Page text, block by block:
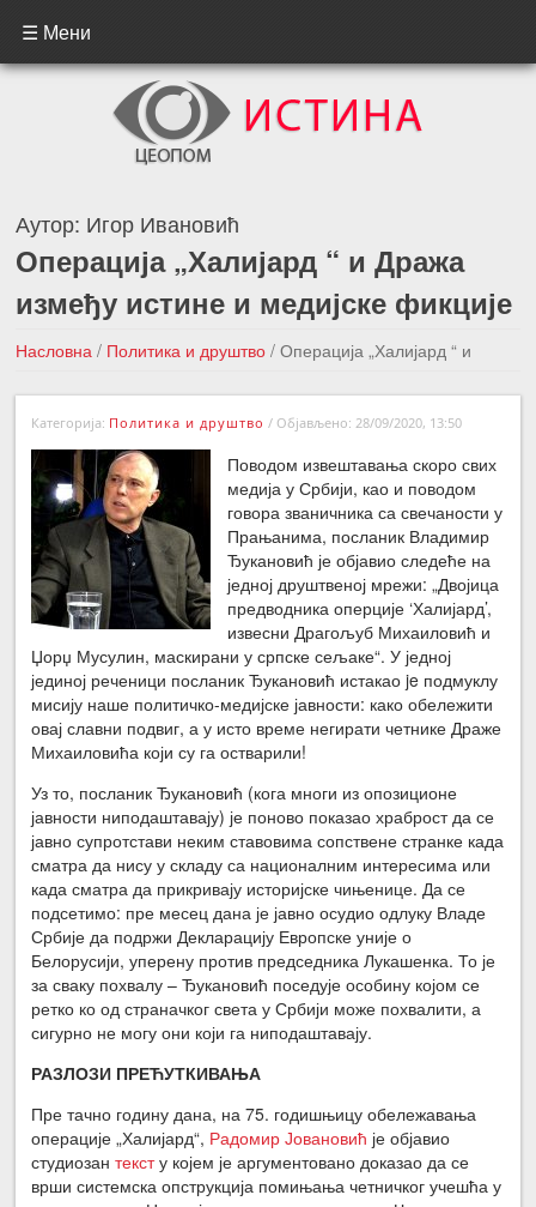
☰ Мени
Аутор: Игор Ивановић
Операција „Халијард “ и Дража
између истине и медијске фикције
Насловна / Политика и друштво / Операција „Халијард “ и
Дража између истине и медијске фикције
←Претходна вест
Следећа вест →
Категорија: Политика и друштво / Објављено: 28/09/2020, 13:50
Поводом извештавања скоро свих
медија у Србији, као и поводом
говора званичника са свечаности у
Прањанима, посланик Владимир
Ђукановић је објавио следеће на
једној друштвеној мрежи: „Двојица
предводника оперције ‘Халијард’,
извесни Драгољуб Михаиловић и
Џорџ Мусулин, маскирани у српске сељаке“. У једној
јединој реченици посланик Ђукановић истакао je подмуклу
мисију наше политичко-медијске јавности: како обележити
овај славни подвиг, а у исто време негирати четнике Драже
Михаиловића који су га остварили!
Уз то, посланик Ђукановић (кога многи из опозиционе
јавности ниподаштавају) је поново показао храброст да се
јавно супротстави неким ставовима сопствене странке када
сматра да нису у складу са националним интересима или
када сматра да прикривају историјске чињенице. Да се
подсетимо: пре месец дана је јавно осудио одлуку Владе
Србије да подржи Декларацију Европске уније о
Белорусији, уперену против председника Лукашенка. То је
за сваку похвалу – Ђукановић поседује особину којом се
ретко ко од страначког света у Србији може похвалити, а
сигурно не могу они који га ниподаштавају.
РАЗЛОЗИ ПРЕЋУТКИВАЊА
Пре тачно годину дана, на 75. годишњицу обележавања
операције „Халијард“, Радомир Јовановић је објавио
студиозантексту којем је аргументовано доказао да се
врши системска опструкција помињања четничког учешћа у